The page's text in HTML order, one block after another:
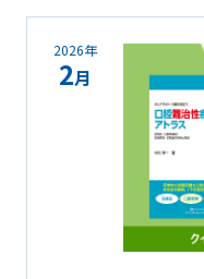
2026年
2月